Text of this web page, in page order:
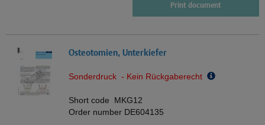
Print document
Osteotomien, Unterkiefer
Sonderdruck - Kein Rückgaberecht
Short code MKG12
Order number DE604135